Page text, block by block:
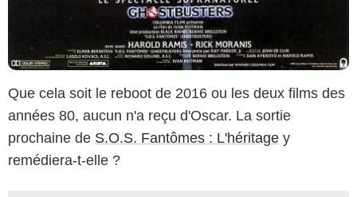
Que cela soit le reboot de 2016 ou les deux films des
années 80, aucun n'a reçu d'Oscar. La sortie
prochaine de S.O.S. Fantômes : L'héritage y
remédiera-t-elle ?